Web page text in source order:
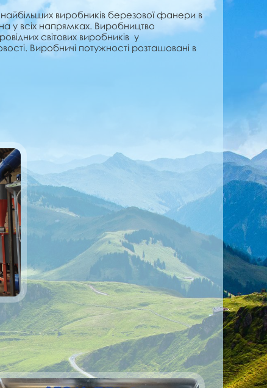
виробників березової фанери в
у всіх напрямках. Виробництво
світових виробників у
Виробничі потужності розташовані в